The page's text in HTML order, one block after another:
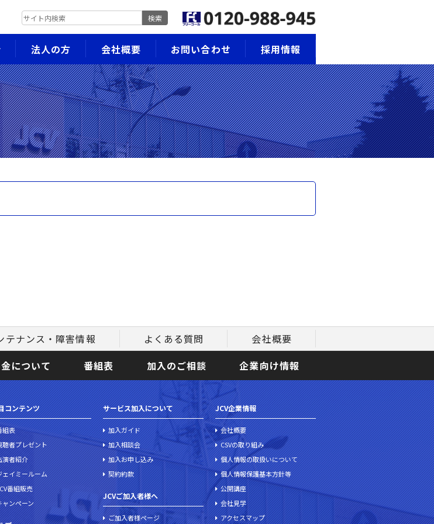
検索
法人の方 会社概要 お問い合わせ 採用情報
テナンス・障害情報 よくある質問
会社概要
について 番組表 加入のご相談 企業向け情報
コンテンツ
組表
聴者プレゼント
演者紹介
ェイミールーム
番組販売
ャンペーン
サービス加入について
加入ガイド
加入相談会
加入お申し込み
契約約款
JCVご加入者様へ
ご加入者様ページ
JCV企業情報
会社概要
CSVの取り組み
個人情報の取扱いについて
個人情報保護基本方針等
公開講座
会社見学
アクセスマップ